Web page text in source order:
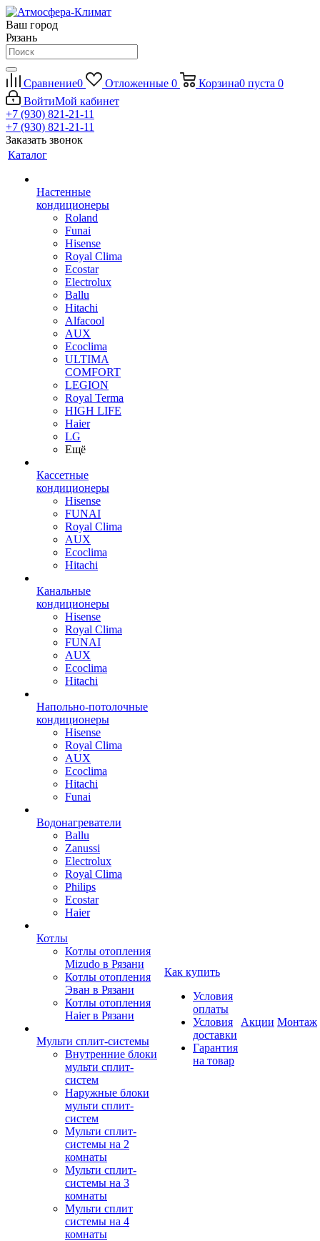
Ваш город
Рязань
Сравнение0 Отложенные 0 Корзина0 пуста 0
ВойтиМой кабинет
+7 (930) 821-21-11
+7 (930) 821-21-11
Заказать звонок
Каталог
Настенные
кондиционеры
Roland
Funai
Hisense
Royal Clima
Ecostar
Electrolux
Ballu
Hitachi
Alfacool
AUX
Ecoclima
ULTIMA
COMFORT
LEGION
Royal Terma
HIGH LIFE
Haier
LG
Ещё
Кассетные
кондиционеры
Hisense
FUNAI
Royal Clima
AUX
Ecoclima
Hitachi
Канальные
кондиционеры
Hisense
Royal Clima
FUNAI
AUX
Ecoclima
Hitachi
Напольно-потолочные
кондиционеры
Hisense
Royal Clima
AUX
Ecoclima
Hitachi
Funai
Водонагреватели
Ballu
Zanussi
Electrolux
Royal Clima
Philips
Ecostar
Haier
Котлы
Котлы отопления
Mizudo в Рязани
Котлы отопления
Эван в Рязани
Котлы отопления
Haier в Рязани
Мульти сплит-системы
Внутренние блоки
мульти сплит-
систем
Наружные блоки
мульти сплит-
систем
Мульти сплит-
системы на 2
комнаты
Мульти сплит-
системы на 3
комнаты
Мульти сплит
системы на 4
комнаты
Как купить
Условия
оплаты
Условия
доставки
Гарантия
на товар
Акции Монтаж